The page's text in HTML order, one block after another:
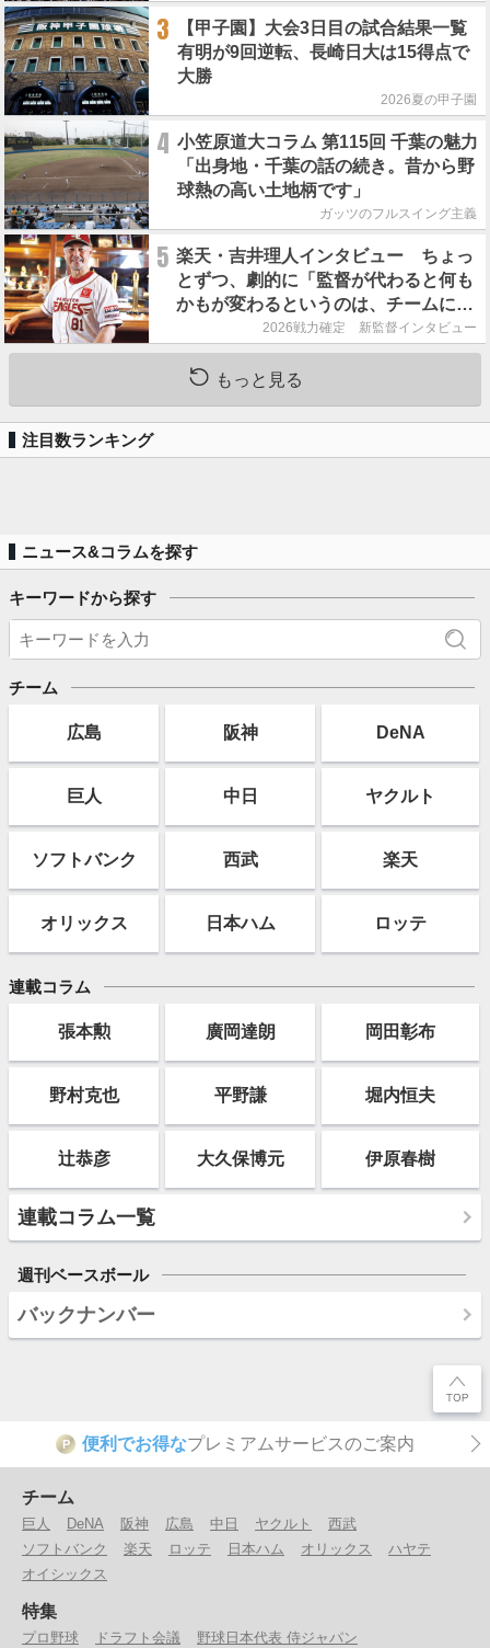
3
【甲子園】大会3日目の試合結果一覧
有明が9回逆転、長崎日大は15得点で
大勝
2026夏の甲子園
4 小笠原道大コラム 第115回 千葉の魅力
「出身地・千葉の話の続き。昔から野
球熱の高い土地柄です」
ガッツのフルスイング主義
5 楽天・吉井理人インタビュー ちょっ
とずつ、劇的に「監督が代わると何も
かもが変わるというのは、チームにと
って良くないことなんです」
2026戦力確定 新監督インタビュー
もっと見る
注目数ランキング
ニュース&コラムを探す
キーワードから探す
チーム
広島 阪神 DeNA
巨人 中日 ヤクルト
ソフトバンク 西武 楽天
オリックス 日本ハム ロッテ
連載コラム
張本勲 廣岡達朗 岡田彰布
野村克也 平野謙 堀内恒夫
辻恭彦 大久保博元 伊原春樹
連載コラム一覧
週刊ベースボール
バックナンバー
P 便利でお得なプレミアムサービスのご案内
チーム
巨人 DeNA 阪神 広島 中日 ヤクルト
西武
ソフトバンク
楽天 ロッテ 日本ハム オリックス
ハヤテ
オイシックス
特集
プロ野球 ドラフト会議 野球日本代表 侍ジャパン